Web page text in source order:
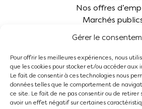
Gérer le
Pour offrir les meilleures expériences, nous
que les cookies pour stocker et/ou accéder aux
Le fait de consentir à ces technologies nous
données telles que le comportement de
ce site. Le fait de ne pas consentir ou de
avoir un effet négatif sur certaines
Nos offres
Marchés
Espace Élus
INSCRIPTION À LA
S'abonner